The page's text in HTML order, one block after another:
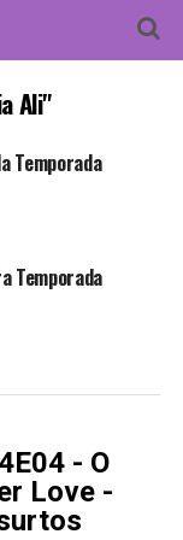
Ali"
Temporada
Temporada
- O
Love -